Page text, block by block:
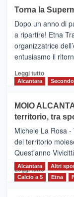
BROOKS
dell’Etna,
presentata
l’edizione
2026
Torna la
Dopo un anno di
a ripartire! Etna
organizzatrice
entusiasmo il
Leggi tuttoLeggi
Torna
la
dell’Etna
Alcantara
MOIO
territorio, tra
Michele La Rosa
del territorio
Quest'anno
Leggi tutto Leggi
Alcantara Altri
Calcio a 5
Etna